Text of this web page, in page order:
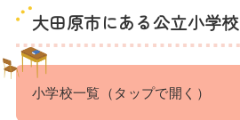
大田原市にある公立小学校
小学校一覧（タップで開く）